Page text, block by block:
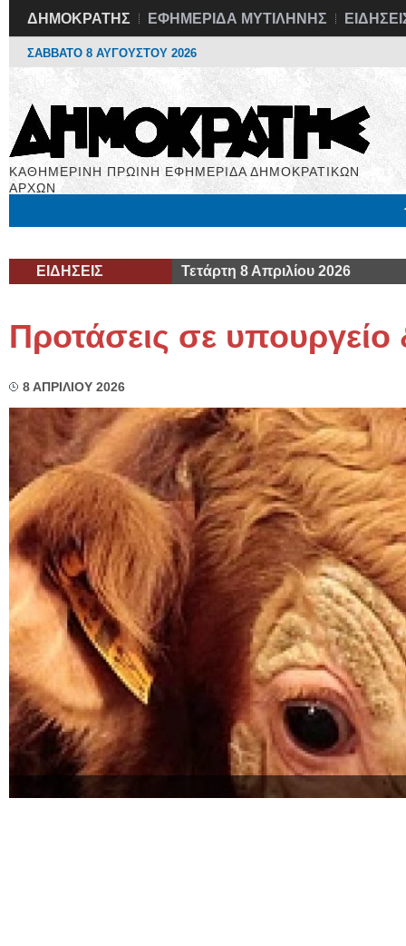
ΔΗΜΟΚΡΑΤΗΣ ΕΦΗΜΕΡΙΔΑ ΜΥΤΙΛΗΝΗΣ
ΣΑΒΒΑΤΟ 8 ΑΥΓΟΥΣΤΟΥ 2026
ΚΑΘΗΜΕΡΙΝΗ ΠΡΩΙΝΗ ΕΦΗΜΕΡΙΔΑ ΔΗΜΟΚΡΑΤΙΚΩΝ
ΑΡΧΩΝ
ΕΙΔΗΣΕΙΣ Τετάρτη 8 Απριλίου 2026
Προτάσεις σε υπουργείο
8 ΑΠΡΙΛΙΟΥ 2026